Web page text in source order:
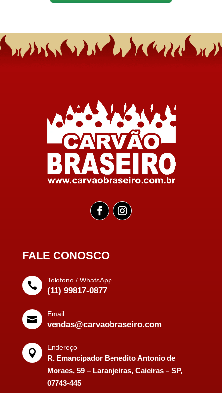
FALE CONOSCO

Telefone / WhatsApp
(11) 99817-0877

Email
vendas@carvaobraseiro.com

Endereço
R. Emancipador Benedito Antonio de
Moraes, 59 – Laranjeiras, Caieiras – SP,
07743-445